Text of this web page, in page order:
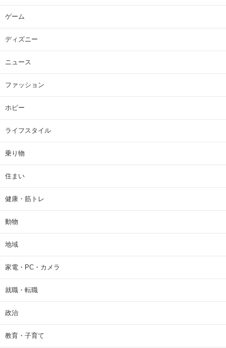
ゲーム
ディズニー
ニュース
ファッション
ホビー
ライフスタイル
乗り物
住まい
健康・筋トレ
動物
地域
家電・PC・カメラ
就職・転職
政治
教育・子育て